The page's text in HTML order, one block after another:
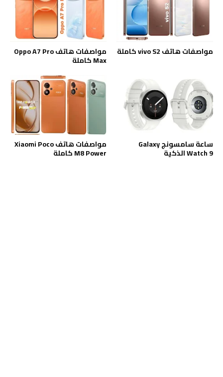
مواصفات هاتف vivo S2 كاملة مواصفات هاتف Oppo A7 Pro
Max كاملة
ساعة سامسونج Galaxy
Watch 9 الذكية
مواصفات هاتف Xiaomi Poco
M8 Power كاملة